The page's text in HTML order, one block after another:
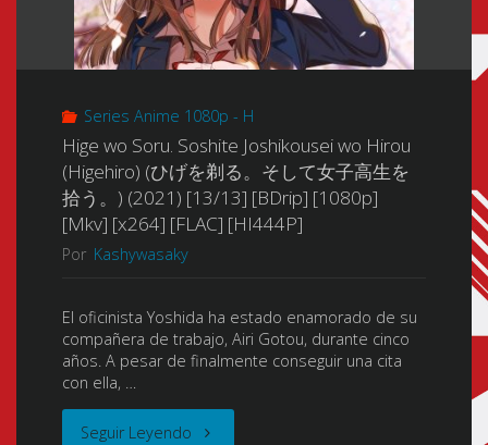
Series Anime 1080p - H
Hige wo Soru. Soshite Joshikousei wo Hirou
(Higehiro) (ひげを剃る。そして女子高生を
拾う。) (2021) [13/13] [BDrip] [1080p]
[Mkv] [x264] [FLAC] [HI444P]
Por Kashywasaky
El oficinista Yoshida ha estado enamorado de su
compañera de trabajo, Airi Gotou, durante cinco
años. A pesar de finalmente conseguir una cita
con ella, …
Seguir Leyendo "Hige